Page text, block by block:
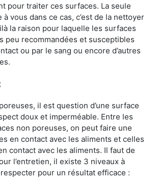
pour traiter ces surfaces. La seule
à vous dans ce cas, c’est de la nettoyer
la raison pour laquelle les surfaces
peu recommandées et susceptibles
ou par le sang ou encore d’autres
il est question d’une surface
doux et imperméable. Entre les
non poreuses, on peut faire une
en contact avec les aliments et celles
contact avec les aliments. Il faut de
l’entretien, il existe 3 niveaux à
pour un résultat efficace :